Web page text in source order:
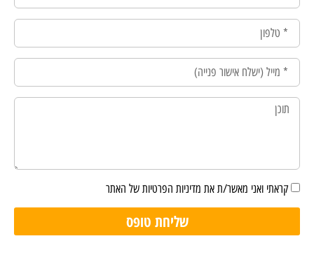
קראתי ואני מאשר/ת את מדיניות הפרטיות של האתר
שליחת טופס